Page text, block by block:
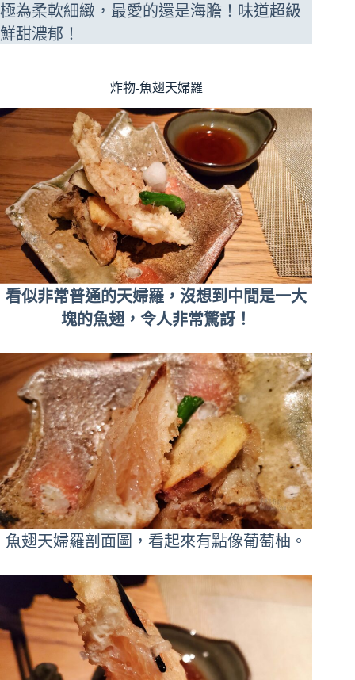
極為柔軟細緻，最愛的還是海膽！味道超級
鮮甜濃郁！
炸物-魚翅天婦羅
看似非常普通的天婦羅，沒想到中間是一大
塊的魚翅，令人非常驚訝！
魚翅天婦羅剖面圖，看起來有點像葡萄柚。